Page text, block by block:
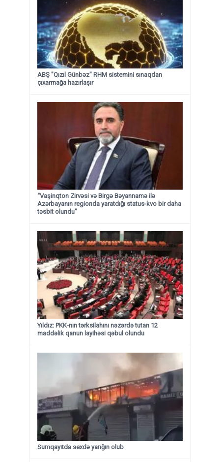
ABŞ "Qızıl Günbəz" RHM sistemini sınaqdan
çıxarmağa hazırlaşır
“Vaşinqton Zirvəsi və Birgə Bəyannamə ilə
Azərbayanın regionda yaratdığı status-kvo bir daha
təsbit olundu”
Yıldız: PKK-nın tərksilahını nəzərdə tutan 12
maddəlik qanun layihəsi qəbul olundu ​​​​​​​
Sumqayıtda sexdə yanğın olub